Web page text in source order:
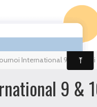
Agenda
International 9 & 10
9 &